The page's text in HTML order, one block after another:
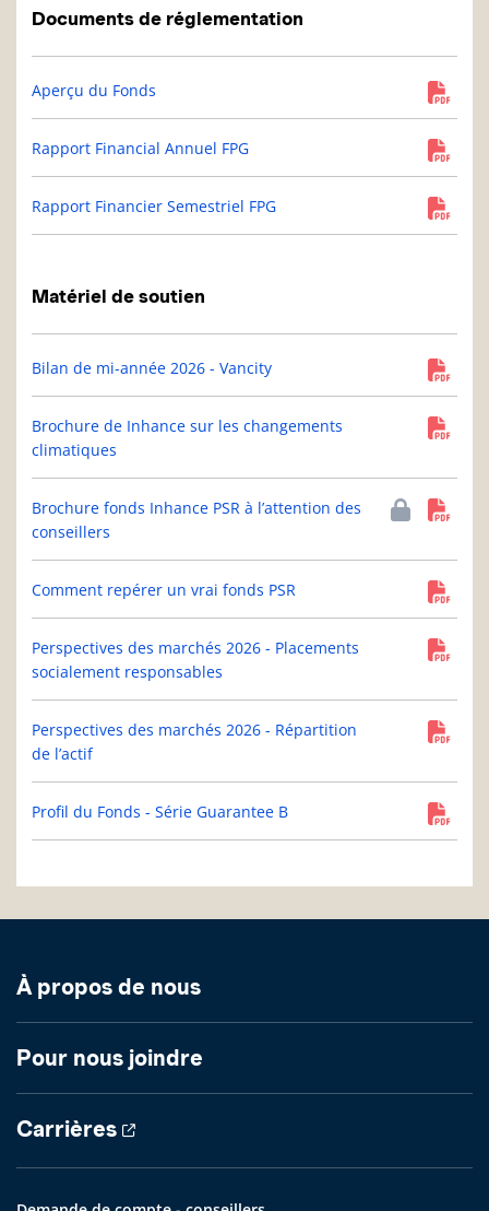
Documents de réglementation
Aperçu du Fonds
Rapport Financial Annuel FPG
Rapport Financier Semestriel FPG
Matériel de soutien
Bilan de mi-année 2026 - Vancity
Brochure de Inhance sur les changements
climatiques
Brochure fonds Inhance PSR à l’attention des
conseillers
Comment repérer un vrai fonds PSR
Perspectives des marchés 2026 - Placements
socialement responsables
Perspectives des marchés 2026 - Répartition
de l’actif
Profil du Fonds - Série Guarantee B
À propos de nous
Pour nous joindre
Carrières